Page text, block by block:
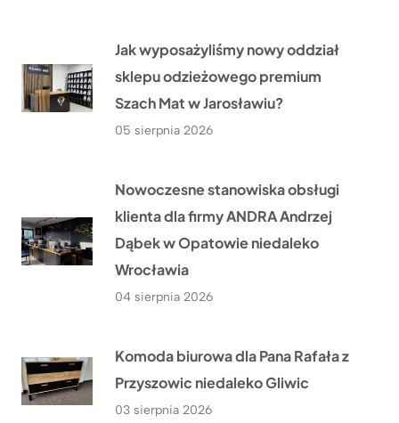
Jak wyposażyliśmy nowy oddział
sklepu odzieżowego premium
Szach Mat w Jarosławiu?
05 sierpnia 2026
Nowoczesne stanowiska obsługi
klienta dla firmy ANDRA Andrzej
Dąbek w Opatowie niedaleko
Wrocławia
04 sierpnia 2026
Komoda biurowa dla Pana Rafała z
Przyszowic niedaleko Gliwic
03 sierpnia 2026